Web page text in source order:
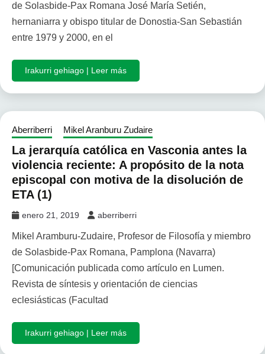
de Solasbide-Pax Romana José María Setién,
hernaniarra y obispo titular de Donostia-San Sebastián
entre 1979 y 2000, en el
Irakurri gehiago | Leer más
Aberriberri Mikel Aranburu Zudaire
La jerarquía católica en Vasconia antes la
violencia reciente: A propósito de la nota
episcopal con motiva de la disolución de
ETA (1)
enero 21, 2019 aberriberri
Mikel Aramburu-Zudaire, Profesor de Filosofía y miembro
de Solasbide-Pax Romana, Pamplona (Navarra)
[Comunicación publicada como artículo en Lumen.
Revista de síntesis y orientación de ciencias
eclesiásticas (Facultad
Irakurri gehiago | Leer más